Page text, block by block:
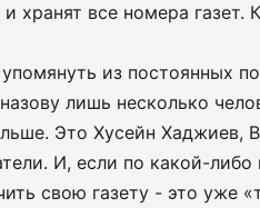
хранят все номера
из постоянных
лишь несколько
Это Хусейн Хаджиев,
И, если по какой-либо
свою газету - это уже